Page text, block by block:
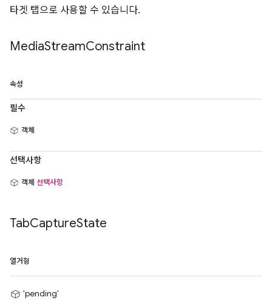
타겟 탭으로 사용할 수 있습니다.
MediaStreamConstraint
속성
필수
객체
선택사항
객체 선택사항
TabCaptureState
열거형
'pending'